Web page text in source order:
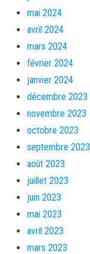
mai 2024
avril 2024
mars 2024
février 2024
janvier 2024
décembre 2023
novembre 2023
octobre 2023
septembre 2023
août 2023
juillet 2023
juin 2023
mai 2023
avril 2023
mars 2023